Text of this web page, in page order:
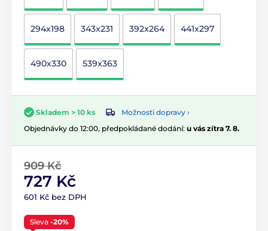
294x198 343x231 392x264 441x297
490x330 539x363
Skladem > 10 ks
Možnosti dopravy ›
Objednávky do 12:00, předpokládané dodání: u vás zítra 7. 8.
909 Kč
727 Kč
601 Kč bez DPH
Sleva -20%